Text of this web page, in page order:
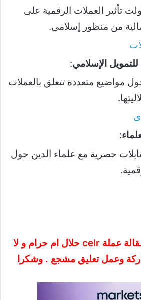
تأثير العملات الرقمية على
من منظور إسلامي.
للتمويل الإسلامي:
مواضيع متعددة تتعلق بالعملات
:
حصرية مع علماء الدين حول
أتمنى ان تعجبكم مقالة عملة celr حلال ام حرام و لا
وعمل تعليق مشجع .وشكرا